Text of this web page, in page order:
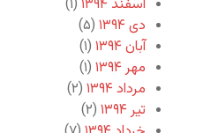
اسفند ۱۳۹۴
(۱)
دی ۱۳۹۴
(۵)
آبان ۱۳۹۴
(۱)
مهر ۱۳۹۴
(۱)
مرداد ۱۳۹۴
(۲)
تیر ۱۳۹۴
(۲)